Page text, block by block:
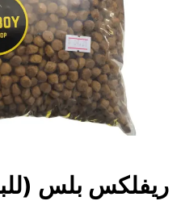
ريفلكس بلس